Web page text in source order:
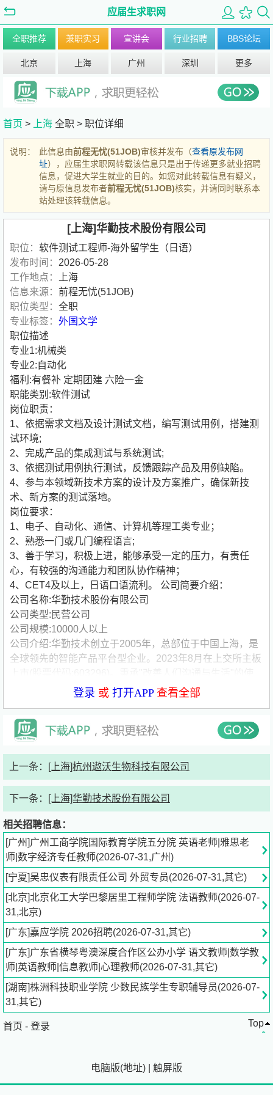
应届生求职网
全职推荐 兼职实习 宣讲会 行业招聘 BBS论坛
北京 上海 广州 深圳 更多
首页 > 上海 全职 > 职位详细
说明： 此信息由前程无忧(51JOB)审核并发布（查看原发布网
址），应届生求职网转载该信息只是出于传递更多就业招聘
信息，促进大学生就业的目的。如您对此转载信息有疑义，
请与原信息发布者前程无忧(51JOB)核实，并请同时联系本
站处理该转载信息。
[上海]华勤技术股份有限公司
职位： 软件测试工程师-海外留学生（日语）
发布时间： 2026-05-28
工作地点：
上海
信息来源： 前程无忧(51JOB)
职位类型： 全职
专业标签： 外国文学
职位描述
专业1:机械类
专业2:自动化
福利:有餐补 定期团建 六险一金
职能类别:软件测试
岗位职责：
1、依据需求文档及设计测试文档，编写测试用例，搭建测
试环境;
2、完成产品的集成测试与系统测试;
3、依据测试用例执行测试，反馈跟踪产品及用例缺陷。
4、参与本领域新技术方案的设计及方案推广，确保新技
术、新方案的测试落地。
岗位要求：
1、电子、自动化、通信、计算机等理工类专业；
2、熟悉一门或几门编程语言;
3、善于学习，积极上进，能够承受一定的压力，有责任
心，有较强的沟通能力和团队协作精神；
4、CET4及以上，日语口语流利。 公司简要介绍：
公司名称:华勤技术股份有限公司
公司类型:民营公司
公司规模:10000人以上
公司介绍:华勤技术创立于2005年，总部位于中国上海，是
全球领先的智能产品平台型企业。2023年8月在上交所主板
命，为全球科技品牌客户提供从产品研发到运营制造的端到
消费者提供数以亿计的智能产品，包括智能手机、平板电
脑、笔记本电脑、智能穿戴、AIoT、数据中心产品和汽车
登录 或 打开APP查看全部
上一条： [上海]杭州遨沃生物科技有限公司
下一条： [上海]华勤技术股份有限公司
相关招聘信息：
[广州]广州工商学院国际教育学院五分院 英语老师|雅思老
师|数字经济专任教师(2026-07-31,广州)
[宁夏]吴忠仪表有限责任公司 外贸专员(2026-07-31,其它)
[北京]北京化工大学巴黎居里工程师学院 法语教师(2026-07-
31,北京)
[广东]嘉应学院 2026招聘(2026-07-31,其它)
[广东]广东省横琴粤澳深度合作区公办小学 语文教师|数学教
师|英语教师|信息教师|心理教师(2026-07-31,其它)
[湖南]株洲科技职业学院 少数民族学生专职辅导员(2026-07-
31,其它)
首页 - 登录 Top
电脑版(地址) 触屏版